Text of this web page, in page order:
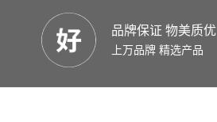
品牌保证 物美质优
上万品牌 精选产品